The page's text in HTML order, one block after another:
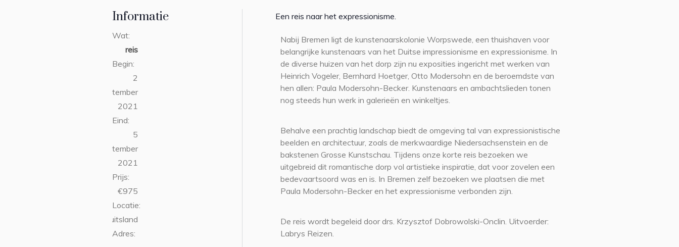
Informatie
Wat:
reis
Begin:
2
september
2021
Eind:
5
september
2021
Prijs:
€975
Locatie:
Duitsland
Adres:
Een reis naar het expressionisme.
Nabij Bremen ligt de kunstenaarskolonie Worpswede, een thuishaven voor
belangrijke kunstenaars van het Duitse impressionisme en expressionisme. In
de diverse huizen van het dorp zijn nu exposities ingericht met werken van
Heinrich Vogeler, Bernhard Hoetger, Otto Modersohn en de beroemdste van
hen allen: Paula Modersohn-Becker. Kunstenaars en ambachtslieden tonen
nog steeds hun werk in galerieën en winkeltjes.
Behalve een prachtig landschap biedt de omgeving tal van expressionistische
beelden en architectuur, zoals de merkwaardige Niedersachsenstein en de
bakstenen Grosse Kunstschau. Tijdens onze korte reis bezoeken we
uitgebreid dit romantische dorp vol artistieke inspiratie, dat voor zovelen een
bedevaartsoord was en is. In Bremen zelf bezoeken we plaatsen die met
Paula Modersohn-Becker en het expressionisme verbonden zijn.
De reis wordt begeleid door drs. Krzysztof Dobrowolski-Onclin. Uitvoerder:
Labrys Reizen.